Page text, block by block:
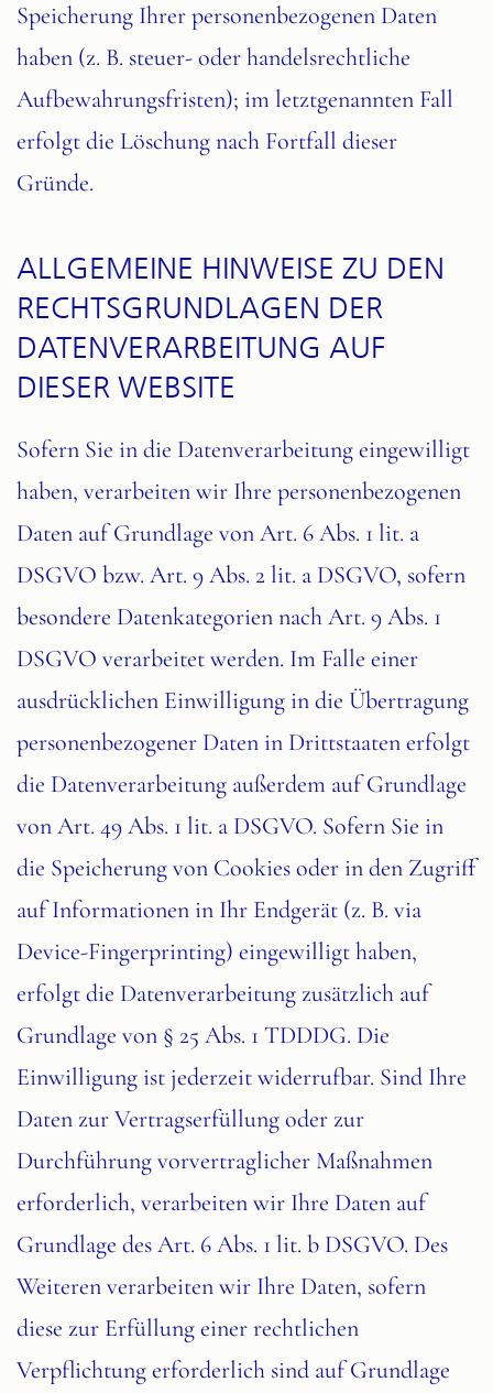
Speicherung Ihrer personenbezogenen Daten
haben (z. B. steuer- oder handelsrechtliche
Aufbewahrungsfristen); im letztgenannten Fall
erfolgt die Löschung nach Fortfall dieser
Gründe.
ALLGEMEINE HINWEISE ZU DEN
RECHTSGRUNDLAGEN DER
DATENVERARBEITUNG AUF
DIESER WEBSITE
Sofern Sie in die Datenverarbeitung eingewilligt
haben, verarbeiten wir Ihre personenbezogenen
Daten auf Grundlage von Art. 6 Abs. 1 lit. a
DSGVO bzw. Art. 9 Abs. 2 lit. a DSGVO, sofern
besondere Datenkategorien nach Art. 9 Abs. 1
DSGVO verarbeitet werden. Im Falle einer
ausdrücklichen Einwilligung in die Übertragung
personenbezogener Daten in Drittstaaten erfolgt
die Datenverarbeitung außerdem auf Grundlage
von Art. 49 Abs. 1 lit. a DSGVO. Sofern Sie in
die Speicherung von Cookies oder in den Zugriff
auf Informationen in Ihr Endgerät (z. B. via
Device-Fingerprinting) eingewilligt haben,
erfolgt die Datenverarbeitung zusätzlich auf
Grundlage von § 25 Abs. 1 TDDDG. Die
Einwilligung ist jederzeit widerrufbar. Sind Ihre
Daten zur Vertragserfüllung oder zur
Durchführung vorvertraglicher Maßnahmen
erforderlich, verarbeiten wir Ihre Daten auf
Grundlage des Art. 6 Abs. 1 lit. b DSGVO. Des
Weiteren verarbeiten wir Ihre Daten, sofern
diese zur Erfüllung einer rechtlichen
Verpflichtung erforderlich sind auf Grundlage